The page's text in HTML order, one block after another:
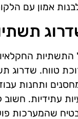
אמון עם
התשתיות
טווח. שדרוג
ותחנות
עתידיות.
שהמערכות